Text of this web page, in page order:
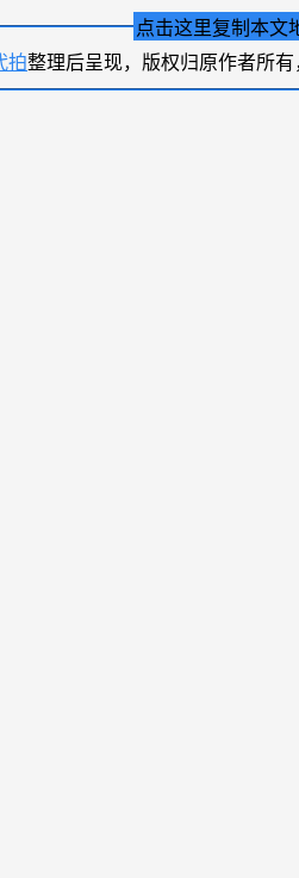
点击这里复制本文
拍整理后呈现，版权归原作者所